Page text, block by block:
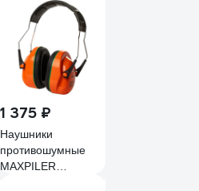
1 375 ₽
Наушники
противошумные
MAXPILER